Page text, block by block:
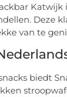
Deze
van te
biedt